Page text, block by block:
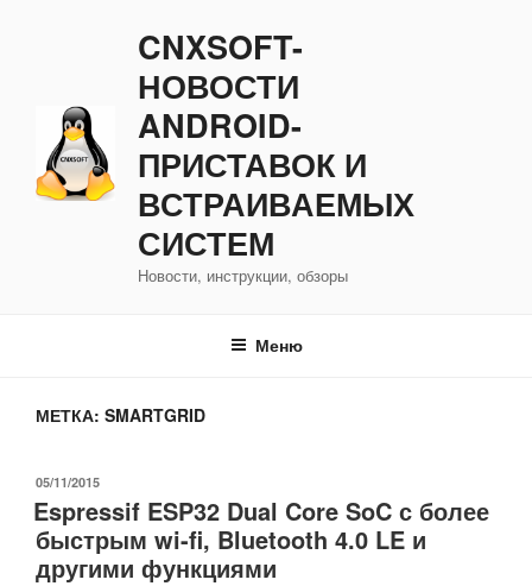
CNXSOFT-
НОВОСТИ
ANDROID-
ПРИСТАВОК И
ВСТРАИВАЕМЫХ
СИСТЕМ
Новости, инструкции, обзоры
Меню
МЕТКА: SMARTGRID
ОПУБЛИКОВАНО
05/11/2015
Espressif ESP32 Dual Core SoC с более
быстрым wi-fi, Bluetooth 4.0 LE и
другими функциями